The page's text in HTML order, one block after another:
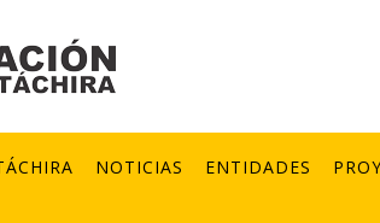
NOTICIAS ENTIDADES